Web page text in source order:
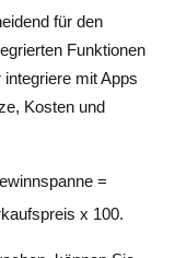
für den
Funktionen
integriere mit Apps
Kosten und
=
x 100.